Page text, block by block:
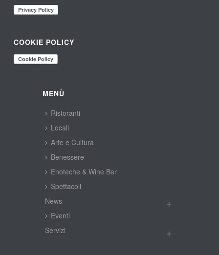
COOKIE POLICY
MENÙ
Ristoranti
Locali
Arte e Cultura
Benessere
Enoteche & Wine Bar
Spettacoli
New
Eventi
Servizi